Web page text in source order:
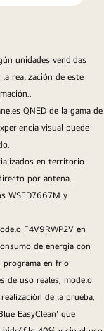
unidades vendidas
realización de este
QNED de la gama de
visual puede
en territorio
por antena.
WSED7667M y
F4V9RWP2V en
de energía con
programa en frío
de uso reales, modelo
de la prueba.
EasyClean' que